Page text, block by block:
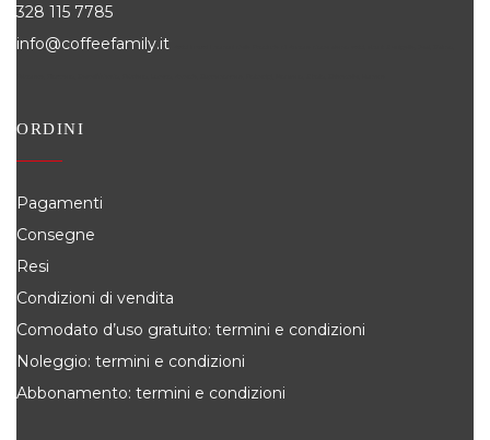
328 115 7785
info@coffeefamily.it
ORDINI
Pagamenti
Consegne
Resi
Condizioni di vendita
Comodato d’uso gratuito: termini e condizioni
Noleggio: termini e condizioni
Abbonamento: termini e condizioni